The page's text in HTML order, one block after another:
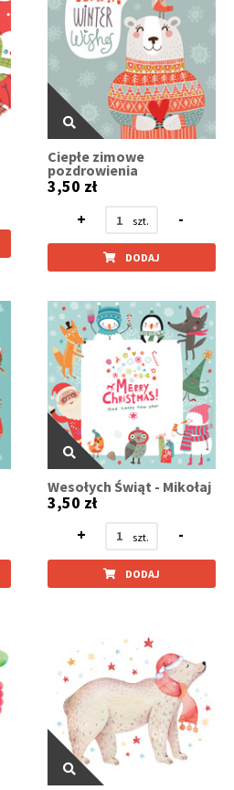
Ciepłe zimowe
pozdrowienia
3,50 zł
+
-
DODAJ
Wesołych Świąt - Mikołaj
3,50 zł
+
-
DODAJ